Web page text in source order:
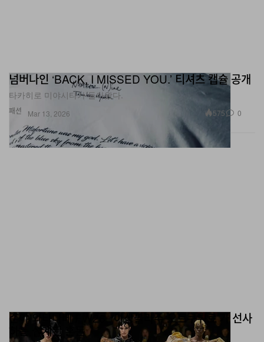
패션
넘버나인 ‘BACK, I MISSED YOU.’ 티셔츠 캡슐 공개
타카히로 미야시타가 돌아왔다.
Mar 13, 2026 575 0
준야 와타나베 FW26, ‘아상블라주 오트쿠튀르’가 선사
하는 설계된 혼돈